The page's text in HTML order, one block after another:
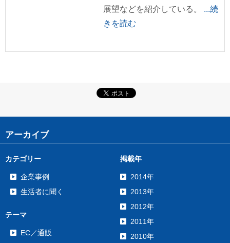
展望などを紹介している。
...続
きを読む
アーカイブ
カテゴリー
企業事例
生活者に聞く
テーマ
EC／通販
掲載年
2014年
2013年
2012年
2011年
2010年